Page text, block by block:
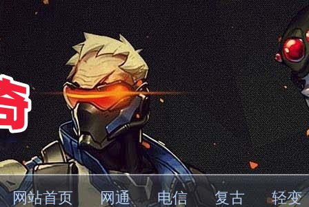
网站首页 网通 电信 复古 轻变